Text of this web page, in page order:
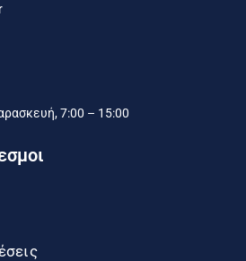
7:00 – 15:00